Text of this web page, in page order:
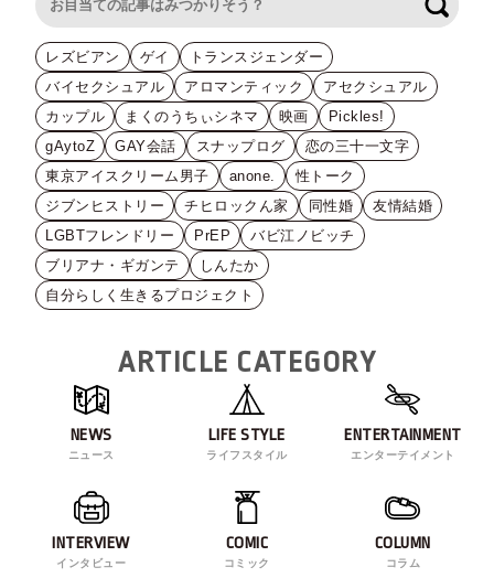
レズビアン ゲイ
トランスジェンダー
バイセクシュアル
アロマンティック
アセクシュアル
カップル
まくのうちぃシネマ 映画
Pickles!
gAytoZ
GAY会話 スナップログ
恋の三十一文字
東京アイスクリーム男子
anone.
性トーク
ジブンヒストリー
チヒロックん家 同性婚
友情結婚
LGBTフレンドリー
PrEP
バビ江ノビッチ
ブリアナ・ギガンテ
しんたか
自分らしく生きるプロジェクト
ARTICLE CATEGORY
NEWS
ニュース
LIFE STYLE
ライフスタイル
ENTERTAINMENT
エンターテイメント
INTERVIEW
インタビュー
COMIC
コミック
COLUMN
コラム